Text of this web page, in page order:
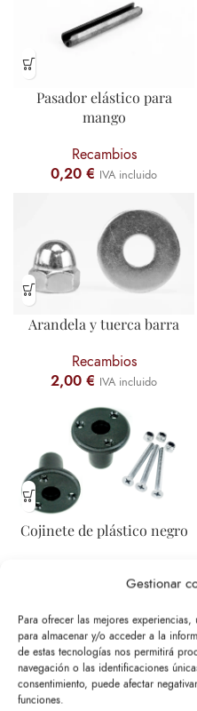
Gestionar
Para ofrecer las mejores
para almacenar y/o acceder a la
de estas tecnologías nos permitirá
navegación o las identificaciones
consentimiento, puede afectar
funciones.
Pasador elástico para
mango
Recambios
0,20 € IVA incluido
Arandela y tuerca barra
Recambios
2,00 € IVA incluido
Cojinete de plástico negro
IVA incluido